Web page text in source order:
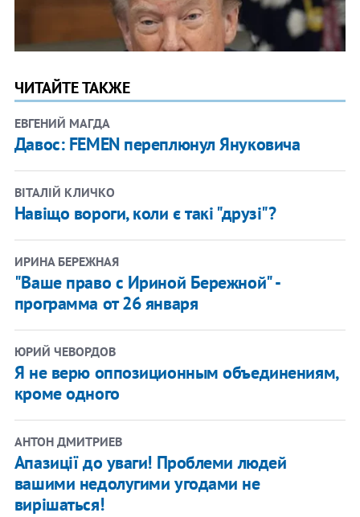
ЧИТАЙТЕ ТАКЖЕ
ЕВГЕНИЙ МАГДА
Давос: FEMEN переплюнул Януковича
ВІТАЛІЙ КЛИЧКО
Навіщо вороги, коли є такі "друзі"?
ИРИНА БЕРЕЖНАЯ
"Ваше право с Ириной Бережной" -
программа от 26 января
ЮРИЙ ЧЕВОРДОВ
Я не верю оппозиционным объединениям,
кроме одного
АНТОН ДМИТРИЕВ
Апазиції до уваги! Проблеми людей
вашими недолугими угодами не
вирішаться!